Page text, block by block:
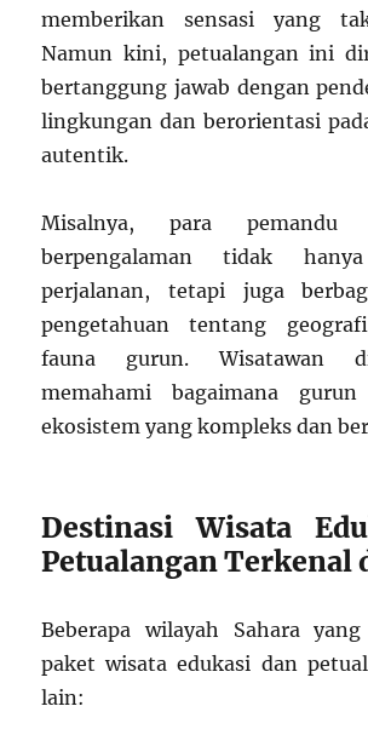
memberikan sensasi yang
Namun kini, petualangan ini
bertanggung jawab dengan
lingkungan dan berorientasi
autentik.
Misalnya, para
berpengalaman tidak
perjalanan, tetapi juga
pengetahuan tentang
fauna gurun. Wisatawan
memahami bagaimana
ekosistem yang kompleks dan
Destinasi Wisata
Petualangan Terkenal
Beberapa wilayah Sahara
paket wisata edukasi dan
lain: